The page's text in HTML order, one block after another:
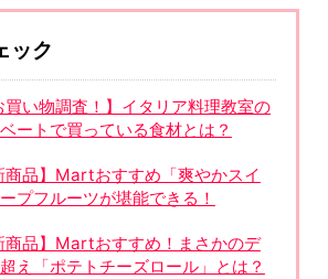
ック
買い物調査！】イタリア料理教室の
ートで買っている食材とは？
商品】Martおすすめ「爽やかスイ
プフルーツが堪能できる！
商品】Martおすすめ！まさかのデ
え「ポテトチーズロール」とは？